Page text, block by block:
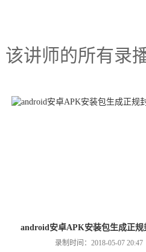
该讲师的所有录
android安卓APK安装包生成正规
录制时间：2018-05-07 20:47